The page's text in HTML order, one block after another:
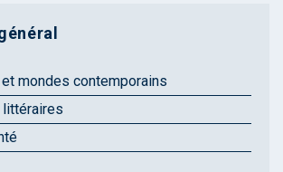
mondes contemporains